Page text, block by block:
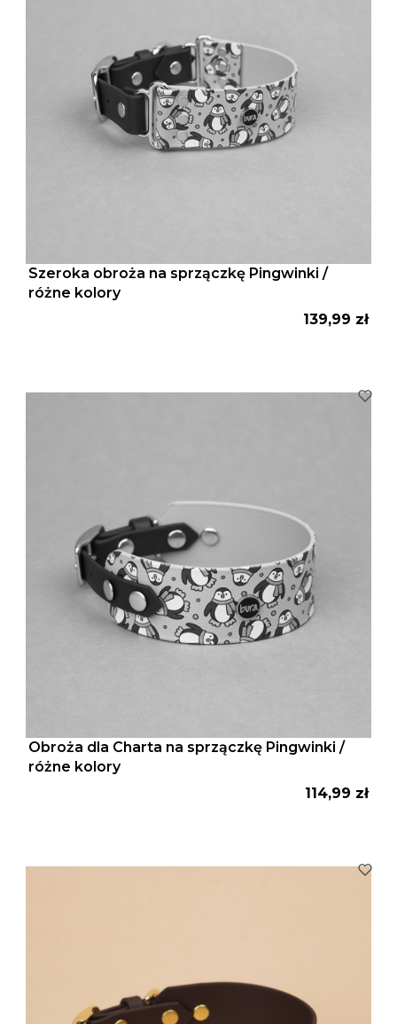
Szeroka obroża na sprzączkę Pingwinki /
różne kolory
Cena
139,99 zł
Obroża dla Charta na sprzączkę Pingwinki /
różne kolory
Cena
114,99 zł